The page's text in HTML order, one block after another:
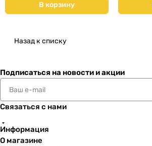
В корзину
Назад к списку
Подписаться на новости и акции
Связаться с нами
Информация
О магазине